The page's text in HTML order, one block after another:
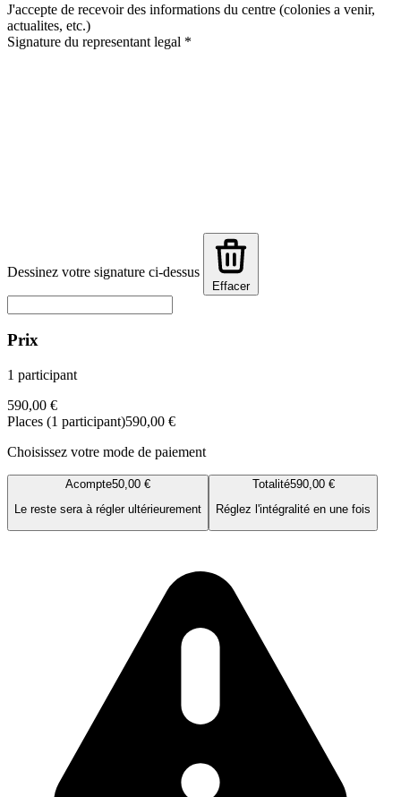
J'accepte de recevoir des informations du centre (colonies a venir,
actualites, etc.)
Signature du representant legal *
Dessinez votre signature ci-dessus
Effacer
Prix
1 participant
590,00 €
Places (1 participant)590,00 €
Choisissez votre mode de paiement
Acompte50,00 €
Le reste sera à régler ultérieurement
Totalité590,00 €
Réglez l'intégralité en une fois